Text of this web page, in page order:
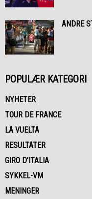
ANDRE
POPULÆR KATEGORI
NYHETER
TOUR DE FRANCE
LA VUELTA
RESULTATER
GIRO D’ITALIA
SYKKEL-VM
MENINGER